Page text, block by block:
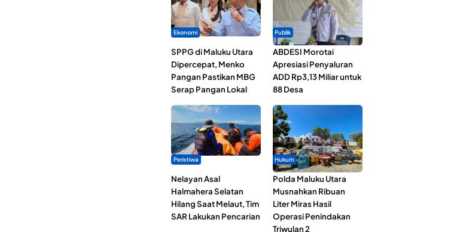
Ekonomi
SPPG di Maluku Utara
Dipercepat, Menko
Pangan Pastikan MBG
Serap Pangan Lokal
Publik
ABDESI Morotai
Apresiasi Penyaluran
ADD Rp3,13 Miliar untuk
88 Desa
Peristiwa
Nelayan Asal
Halmahera Selatan
Hilang Saat Melaut, Tim
SAR Lakukan Pencarian
Hukum
Polda Maluku Utara
Musnahkan Ribuan
Liter Miras Hasil
Operasi Penindakan
Triwulan 2